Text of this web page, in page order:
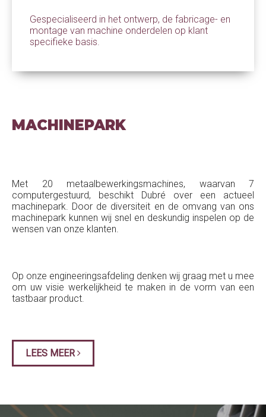
Gespecialiseerd in het ontwerp, de fabricage- en
montage van machine onderdelen op klant
specifieke basis.
MACHINEPARK
Met 20 metaalbewerkingsmachines, waarvan 7
computergestuurd, beschikt Dubré over een actueel
machinepark. Door de diversiteit en de omvang van ons
machinepark kunnen wij snel en deskundig inspelen op de
wensen van onze klanten.
Op onze engineeringsafdeling denken wij graag met u mee
om uw visie werkelijkheid te maken in de vorm van een
tastbaar product.
LEES MEER